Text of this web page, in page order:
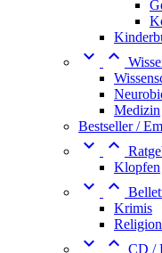
 
Medizin
Bestseller /
 
Klopfen
 
Krimis
  CD /